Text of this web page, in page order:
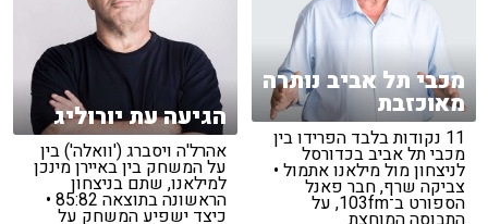
מכבי תל אביב נותרה
מאוכזבת
11 נקודות בלבד הפרידו בין
מכבי תל אביב בכדורסל
לניצחון מול מילאנו אתמול •
צביקה שרף, חבר פאנל
הספורט ב־103fm, על
הגיעה עת יורוליג
אהרל'ה ויסברג ('וואלה') בין
על המשחק בין באיירן מינכן
למילאנו, שתם בניצחון
הראשונה בתוצאה 85:82 •
כיצד ישפיע המשחק על